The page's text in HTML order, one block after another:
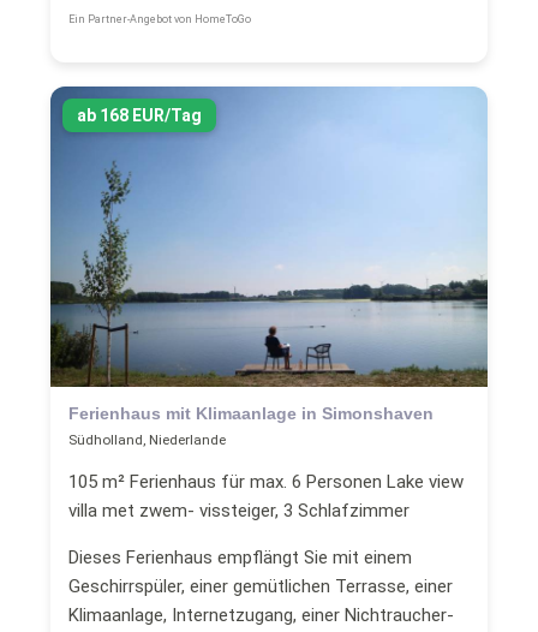
Ein Partner-Angebot von HomeToGo
ab 168 EUR/Tag
Ferienhaus mit Klimaanlage in Simonshaven
Südholland, Niederlande
105 m² Ferienhaus für max. 6 Personen Lake view
villa met zwem- vissteiger, 3 Schlafzimmer
Dieses Ferienhaus empflängt Sie mit einem
Geschirrspüler, einer gemütlichen Terrasse, einer
Klimaanlage, Internetzugang, einer Nichtraucher-